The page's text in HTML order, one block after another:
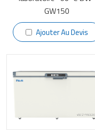
GW150
Ajouter Au Devis